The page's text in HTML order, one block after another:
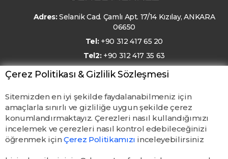
Adres:Selanik Cad. Çamlı Apt. 17/14 Kızılay, ANKARA
06650
Tel: +90 312 417 65 20
Tel2: +90 312 417 35 63
E-Posta: kmo@kmo.org.tr
Çerez Politikası & Gizlilik Sözleşmesi
Sitemizden en iyi şekilde faydalanabilmeniz için
amaçlarla sınırlı ve gizliliğe uygun şekilde çerez
konumlandırmaktayız. Çerezleri nasıl kullandığımızı
incelemek ve çerezleri nasıl kontrol edebileceğinizi
öğrenmek içinÇerez Politikamızı inceleyebilirsiniz